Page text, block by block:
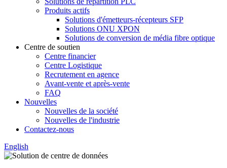
Produits actifs
Solutions d'émetteurs-récepteurs SFP
Solutions ONU XPON
Solutions de conversion de média fibre optique
Centre de soutien
Centre financier
Centre Logistique
Recrutement en agence
Avant-vente et après-vente
FAQ
Nouvelles
Nouvelles de la société
Nouvelles de l'industrie
Contactez-nous
English